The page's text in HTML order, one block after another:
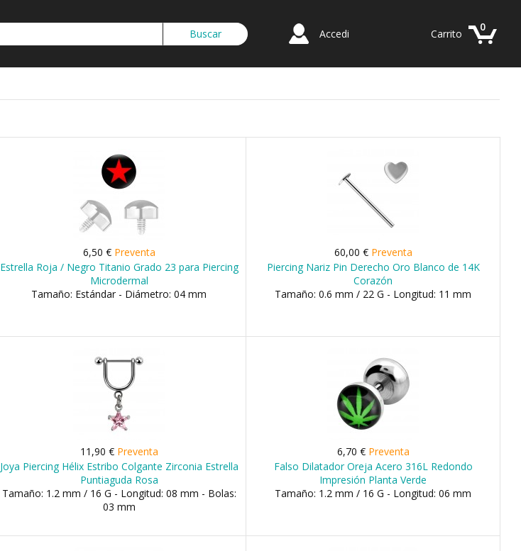
Accedi
0
Carrito
6,50 € Preventa
Estrella Roja / Negro Titanio Grado 23 para Piercing
Microdermal
Tamaño: Estándar - Diámetro: 04 mm
60,00 € Preventa
Piercing Nariz Pin Derecho Oro Blanco de 14K
Corazón
Tamaño: 0.6 mm / 22 G - Longitud: 11 mm
11,90 € Preventa
Joya Piercing Hélix Estribo Colgante Zirconia Estrella
Puntiaguda Rosa
Tamaño: 1.2 mm / 16 G - Longitud: 08 mm - Bolas:
03 mm
6,70 € Preventa
Falso Dilatador Oreja Acero 316L Redondo
Impresión Planta Verde
Tamaño: 1.2 mm / 16 G - Longitud: 06 mm